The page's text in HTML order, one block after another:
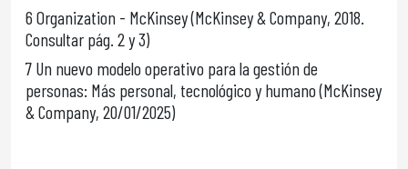
6 Organization - McKinsey (McKinsey & Company, 2018.
Consultar pág. 2 y 3)
7 Un nuevo modelo operativo para la gestión de
personas: Más personal, tecnológico y humano (McKinsey
& Company, 20/01/2025)